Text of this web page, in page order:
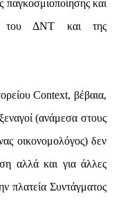
παγκοσμιοποίησης και
του ΔΝΤ και της
Context, βέβαια,
(ανάμεσα στους
οικονομολόγος) δεν
αλλά και για άλλες
πλατεία Συντάγματος